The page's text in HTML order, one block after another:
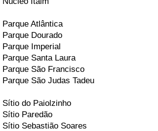
Parque Atlântica
Parque Dourado
Parque Imperial
Parque Santa Laura
Parque São Francisco
Parque São Judas Tadeu
Sítio do Paiolzinho
Sítio Paredão
Sítio Sebastião Soares